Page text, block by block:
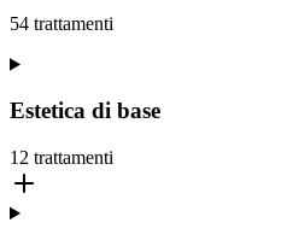
54 trattamenti
Estetica di base
12 trattamenti